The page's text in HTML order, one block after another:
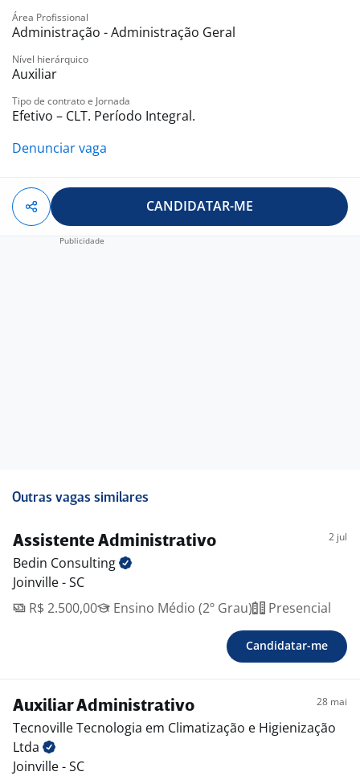
Área Profissional
Administração - Administração Geral
Nível hierárquico
Auxiliar
Tipo de contrato e Jornada
Efetivo – CLT. Período Integral.
Denunciar vaga
CANDIDATAR-ME
Outras vagas similares
Assistente Administrativo 2 jul
Bedin Consulting
Joinville - SC
R$ 2.500,00
Ensino Médio (2º Grau) Presencial
Candidatar-me
Auxiliar Administrativo 28 mai
Tecnoville Tecnologia em Climatização e Higienização
Ltda
Joinville - SC